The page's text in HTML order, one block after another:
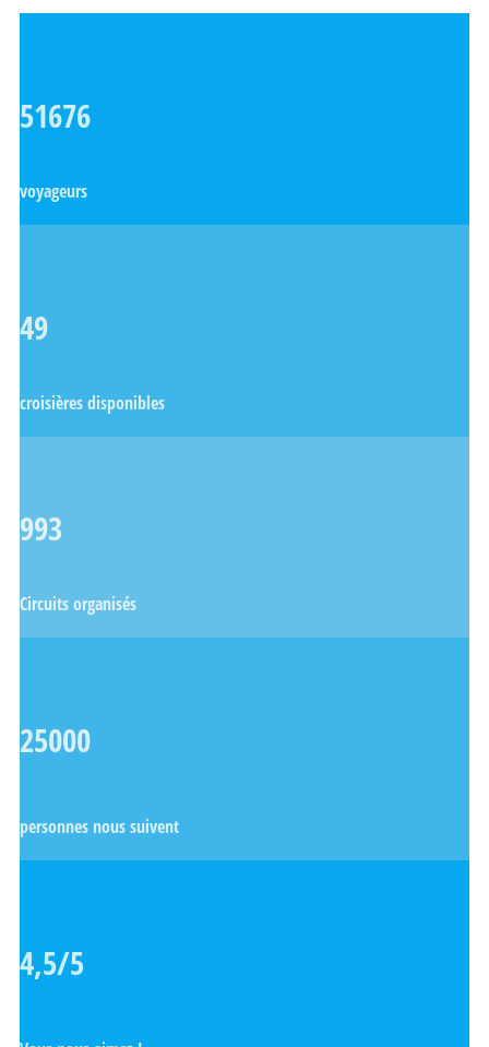
51676
voyageurs
49
croisières disponibles
993
Circuits organisés
25000
personnes nous suivent
4,5/5